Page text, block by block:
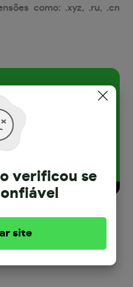
como: .xyz, .ru, .cn
verificou se
site